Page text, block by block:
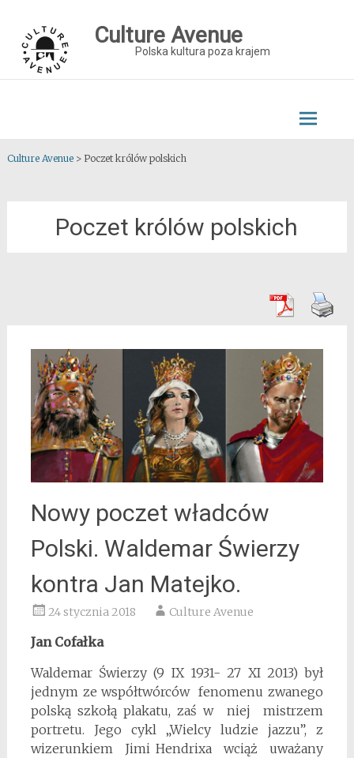
content
Culture Avenue
Polska kultura poza krajem
Culture Avenue> Poczet królów polskich
Poczet królów polskich
Nowy poczet władców
Polski. Waldemar Świerzy
kontra Jan Matejko.
24 stycznia 2018 Culture Avenue
Jan Cofałka
Waldemar Świerzy (9 IX 1931- 27 XI 2013) był
jednym ze współtwórców fenomenu zwanego
polską szkołą plakatu, zaś w niej mistrzem
portretu. Jego cykl „Wielcy ludzie jazzu”, z
wizerunkiem Jimi Hendrixa wciąż uważany